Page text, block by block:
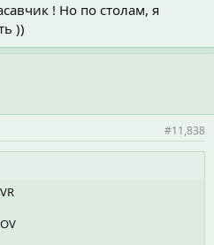
! Но по столам, я
))
#11,838